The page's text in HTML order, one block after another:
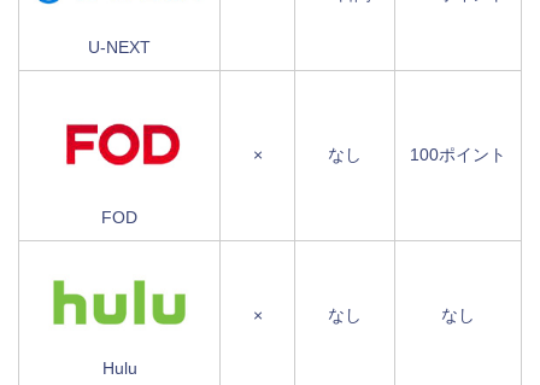
U-NEXT
FOD
× なし 100ポイント
Hulu
× なし なし